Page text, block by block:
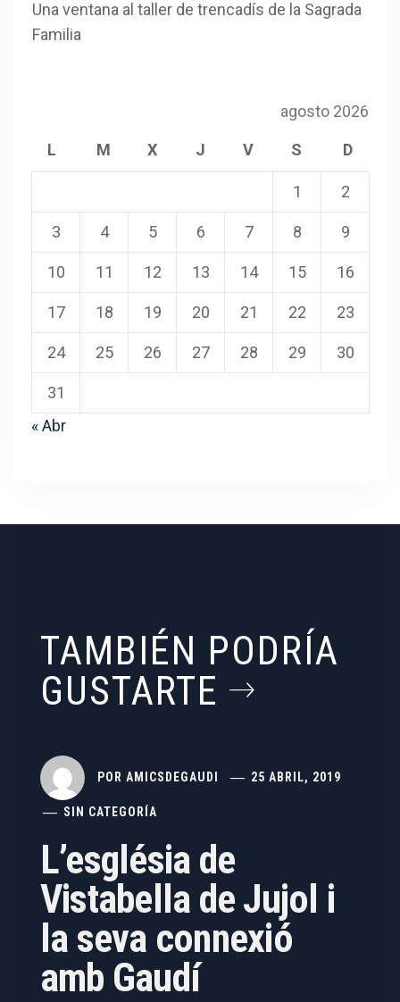
Una ventana al taller de trencadís de la Sagrada
Familia
agosto 2026
L M X J V S D
1 2
3 4 5 6 7 8 9
10 11 12 13 14 15 16
17 18 19 20 21 22 23
24 25 26 27 28 29 30
31
« Abr
TAMBIÉN PODRÍA
GUSTARTE
POR AMICSDEGAUDI 25 ABRIL, 2019
SIN CATEGORÍA
L’església de
Vistabella de Jujol i
la seva connexió
amb Gaudí